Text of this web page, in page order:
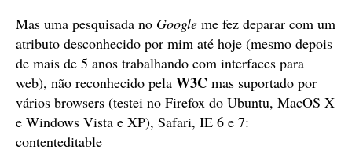
Mas uma pesquisada no Google me fez deparar com um
atributo desconhecido por mim até hoje (mesmo depois
de mais de 5 anos trabalhando com interfaces para
web), não reconhecido pela W3C mas suportado por
vários browsers (testei no Firefox do Ubuntu, MacOS X
e Windows Vista e XP), Safari, IE 6 e 7:
contenteditable